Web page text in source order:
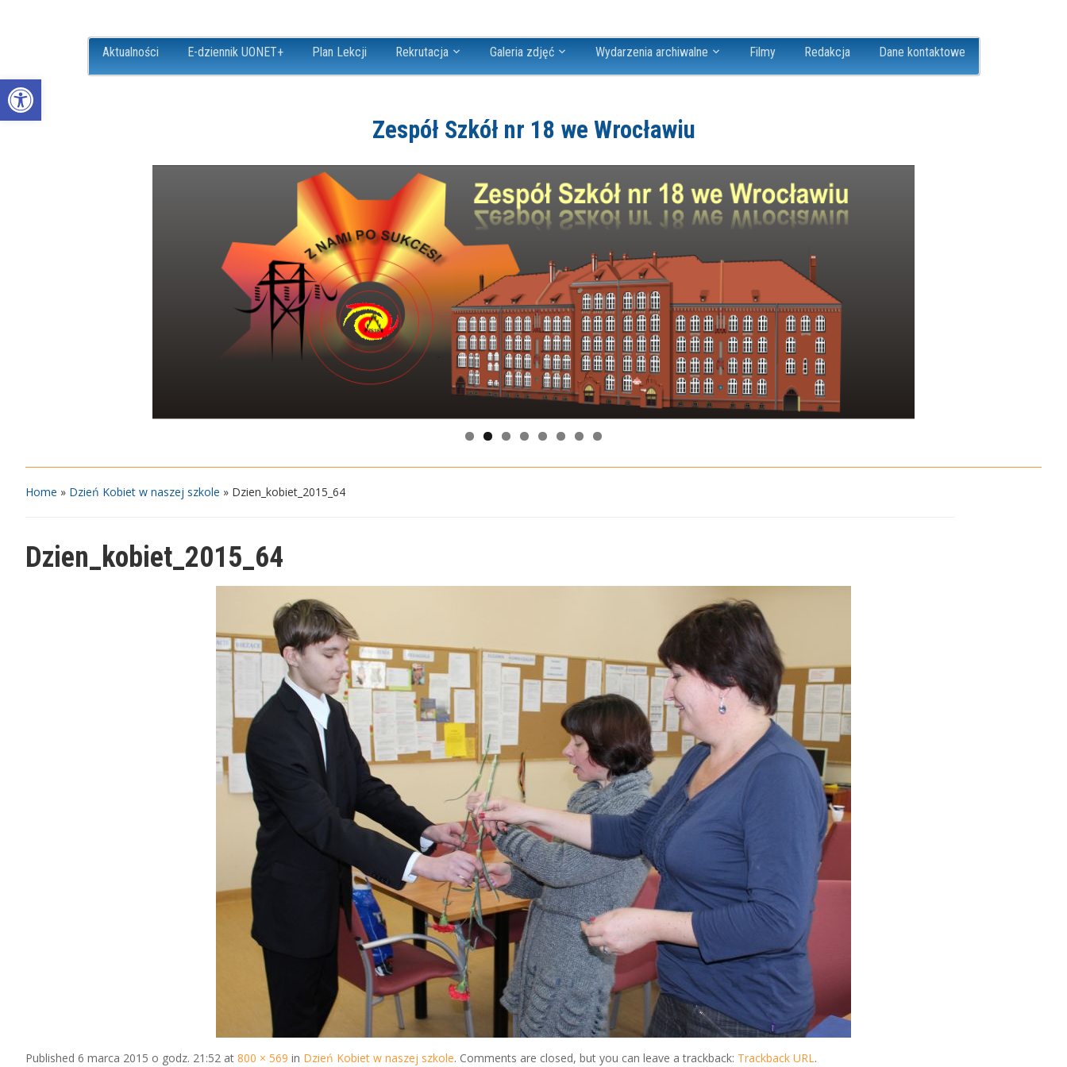
Open toolbar
Aktualności E-dziennik UONET+ Plan Lekcji Rekrutacja Galeria zdjęć Wydarzenia archiwalne Filmy Redakcja Dane kontaktowe
Zespół Szkół nr 18 we Wrocławiu
Home » Dzień Kobiet w naszej szkole » Dzien_kobiet_2015_64
Dzien_kobiet_2015_64
Published 6 marca 2015 o godz. 21:52 at 800 × 569 in Dzień Kobiet w naszej szkole. Comments are closed, but you can leave a trackback: Trackback URL.